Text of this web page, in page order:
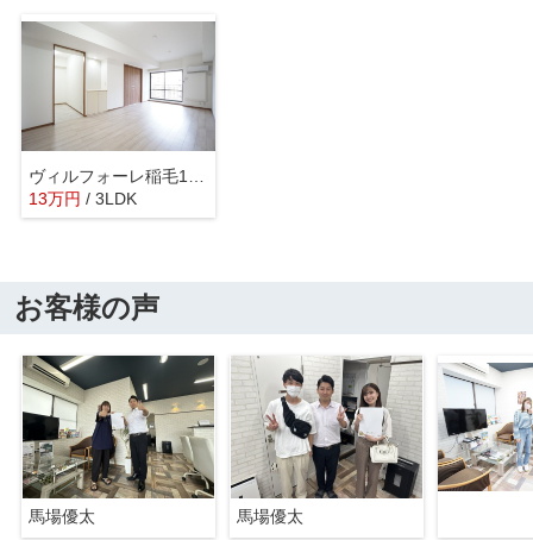
13万円 / 3LDK
お客様の声
馬場優太 馬場優太